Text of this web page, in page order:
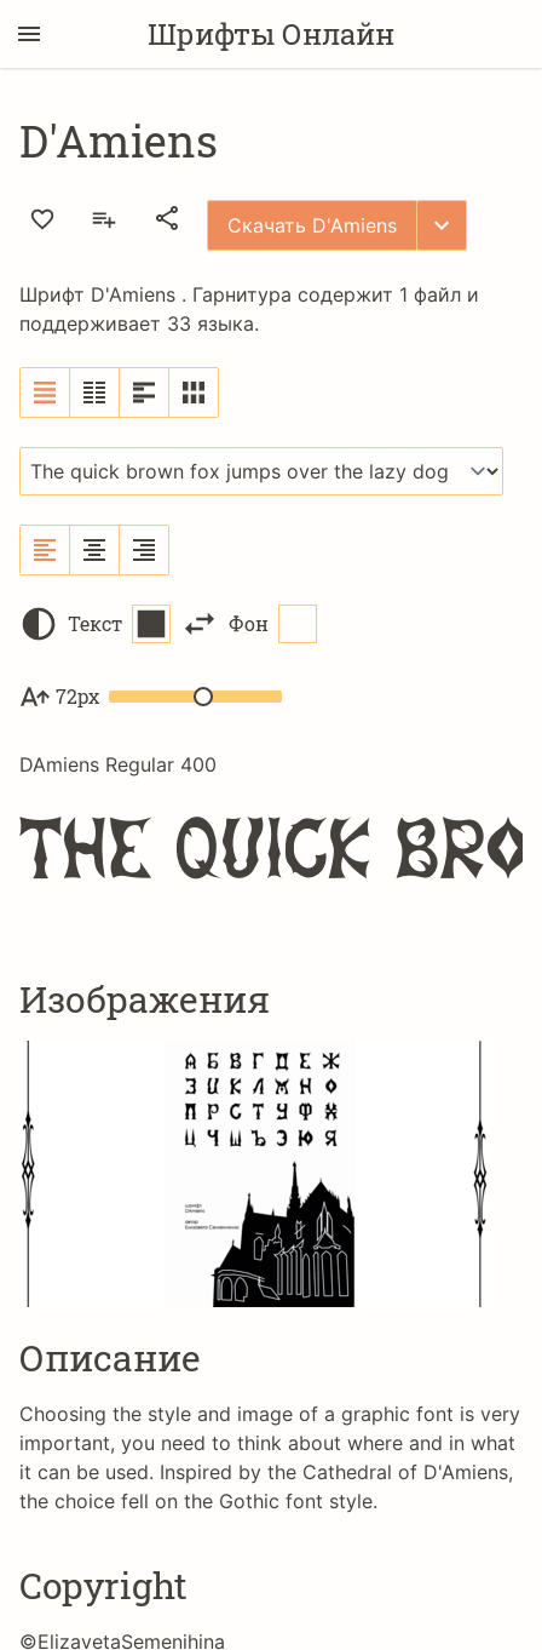
Шрифты Онлайн
D'Amiens
Скачать D'Amiens
Шрифт D'Amiens . Гарнитура содержит 1 файл и
поддерживает 33 языка.
Текст Фон
72px
DAmiens Regular 400
The quick
Изображения
Описание
Choosing the style and image of a graphic font is very
important, you need to think about where and in what
it can be used. Inspired by the Cathedral of D'Amiens,
the choice fell on the Gothic font style.
Copyright
©ElizavetaSemenihina